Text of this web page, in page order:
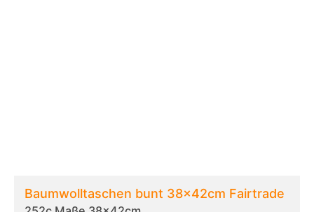
Baumwolltaschen bunt 38x42cm Fairtrade
langer Henkel